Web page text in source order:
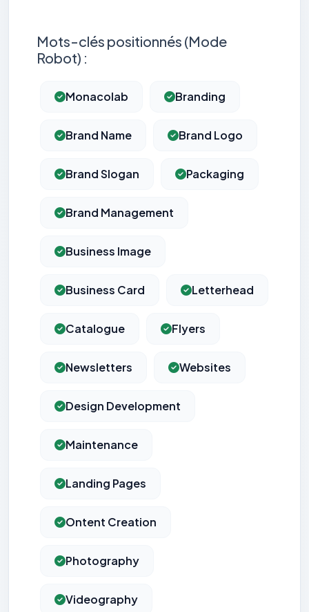
Mots-clés positionnés (Mode
Robot) :
Monacolab Branding
Brand Name Brand Logo
Brand Slogan Packaging
Brand Management
Business Image
Business Card Letterhead
Catalogue Flyers
Newsletters Websites
Design Development
Maintenance
Landing Pages
Ontent Creation
Photography
Videography